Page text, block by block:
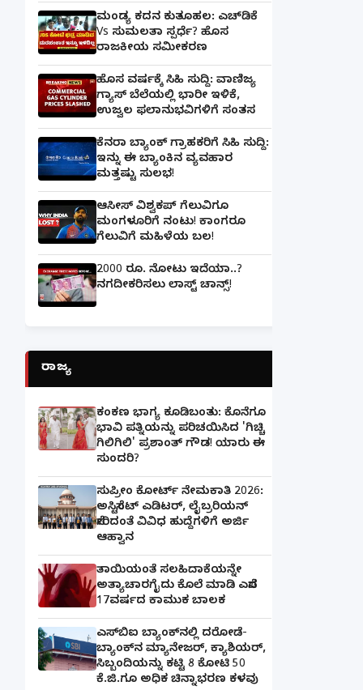
ಮಂಡ್ಯ ಕದನ ಕುತೂಹಲ: ಎಚ್‌ಡಿಕೆ
Vs ಸುಮಲತಾ ಸ್ಪರ್ಧೆ? ಹೊಸ
ರಾಜಕೀಯ ಸಮೀಕರಣ
ಹೊಸ ವರ್ಷಕ್ಕೆ ಸಿಹಿ ಸುದ್ದಿ: ವಾಣಿಜ್ಯ
ಗ್ಯಾಸ್‌ ಬೆಲೆಯಲ್ಲಿ ಭಾರೀ ಇಳಿಕೆ,
ಉಜ್ವಲ ಫಲಾನುಭವಿಗಳಿಗೆ ಸಂತಸ
ಕೆನರಾ ಬ್ಯಾಂಕ್‌ ಗ್ರಾಹಕರಿಗೆ ಸಿಹಿ ಸುದ್ದಿ:
ಇನ್ನು ಈ ಬ್ಯಾಂಕಿನ ವ್ಯವಹಾರ
ಮತ್ತಷ್ಟು ಸುಲಭ!
ಆಸೀಸ್ ವಿಶ್ವಕಪ್ ಗೆಲುವಿಗೂ
ಮಂಗಳೂರಿಗೆ ನಂಟು! ಕಾಂಗರೂ
ಗೆಲುವಿಗೆ ಮಹಿಳೆಯ ಬಲ!
2000 ರೂ. ನೋಟು ಇದೆಯಾ..?
ನಗದೀಕರಿಸಲು ಲಾಸ್ಟ್‌ ಚಾನ್ಸ್‌!
ರಾಜ್ಯ
ಕಂಕಣ ಭಾಗ್ಯ ಕೂಡಿಬಂತು: ಕೊನೆಗೂ
ಭಾವಿ ಪತ್ನಿಯನ್ನು ಪರಿಚಯಿಸಿದ 'ಗಿಚ್ಚಿ
ಗಿಲಿಗಿಲಿ' ಪ್ರಶಾಂತ್ ಗೌಡ! ಯಾರು ಈ
ಸುಂದರಿ?
ಸುಪ್ರೀಂ ಕೋರ್ಟ್ ನೇಮಕಾತಿ 2026:
ಅಸಿಸ್ಟೆಂಟ್ ಎಡಿಟರ್, ಲೈಬ್ರರಿಯನ್
ಸೇರಿದಂತೆ ವಿವಿಧ ಹುದ್ದೆಗಳಿಗೆ ಅರ್ಜಿ
ಆಹ್ವಾನ
ತಾಯಿಯಂತೆ ಸಲಹಿದಾಕೆಯನ್ನೇ
ಅತ್ಯಾಚಾರಗೈದು ಕೊಲೆ ಮಾಡಿ ಎಸೆದ
17ವರ್ಷದ ಕಾಮುಕ ಬಾಲಕ
ಎಸ್‌ಬಿಐ ಬ್ಯಾಂಕ್‌ನಲ್ಲಿ‌ ದರೋಡೆ-
ಬ್ಯಾಂಕ್​ನ ಮ್ಯಾನೇಜರ್‌, ಕ್ಯಾಶಿಯರ್‌,
ಸಿಬ್ಬಂದಿಯನ್ನು ಕಟ್ಟಿ 8 ಕೋಟಿ 50
ಕೆ.ಜಿ.ಗೂ ಅಧಿಕ ಚಿನ್ನಾಭರಣ ಕಳವು